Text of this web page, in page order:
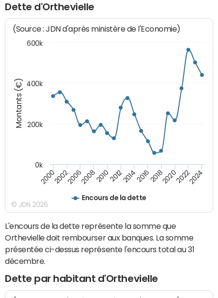
Dette d'Orthevielle
Montants (€)
(Source : JDN d'après ministère de l'Economie)
Encours de la dette
200020022006200820102012201420162018202020222024
0k
200k
400k
600k
© JDN 2026
L'encours de la dette représente la somme que
Orthevielle doit rembourser aux banques. La somme
présentée ci-dessus représente l'encours total au 31
décembre.
Dette par habitant d'Orthevielle